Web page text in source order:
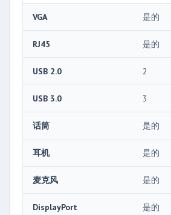
VGA 是的
RJ45 是的
USB 2.0 2
USB 3.0 3
话筒 是的
耳机 是的
麦克风 是的
DisplayPort 是的